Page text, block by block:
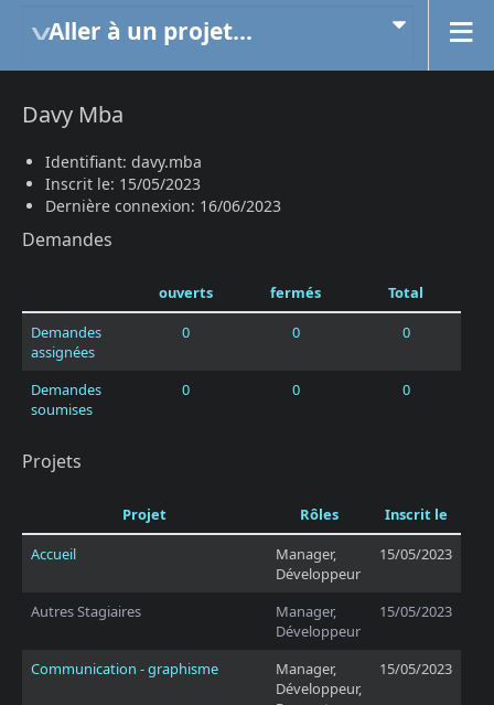
Aller à un projet...
Davy Mba
Identifiant: davy.mba
Inscrit le: 15/05/2023
Dernière connexion: 16/06/2023
Demandes
ouverts fermés
Total
Demandes
assignées
0 0 0
Demandes
soumises
0 0 0
Projets
Projet Rôles
Inscrit le
Accueil
Manager,
Développeur
15/05/2023
Autres Stagiaires
Manager,
Développeur
15/05/2023
Communication - graphisme
Manager,
Développeur,
15/05/2023